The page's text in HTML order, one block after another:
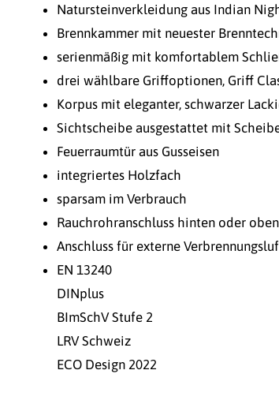
Natursteinverkleidung aus Indian
Brennkammer mit neuester
serienmäßig mit komfortablem
drei wählbare Griffoptionen, Griff
Korpus mit eleganter, schwarzer
Sichtscheibe ausgestattet mit
Feuerraumtür aus Gusseisen
integriertes Holzfach
sparsam im Verbrauch
Rauchrohranschluss hinten oder oben
Anschluss für externe
EN 13240
DINplus
BImSchV Stufe 2
LRV Schweiz
ECO Design 2022